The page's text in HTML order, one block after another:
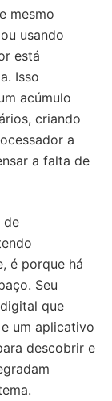
mesmo
usando
está
Isso
acúmulo
criando
a
a falta de
de
é porque há
Seu
que
um aplicativo
descobrir e